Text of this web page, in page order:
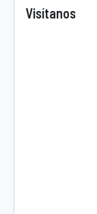
Visítanos